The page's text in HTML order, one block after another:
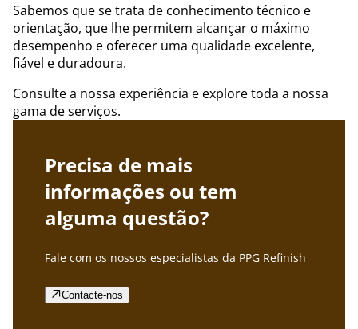
Sabemos que se trata de conhecimento técnico e
orientação, que lhe permitem alcançar o máximo
desempenho e oferecer uma qualidade excelente,
fiável e duradoura.
Consulte a nossa experiência e explore toda a nossa
gama de serviços.
Precisa de mais
informações ou tem
alguma questão?
Fale com os nossos especialistas da PPG Refinish
Contacte-nos